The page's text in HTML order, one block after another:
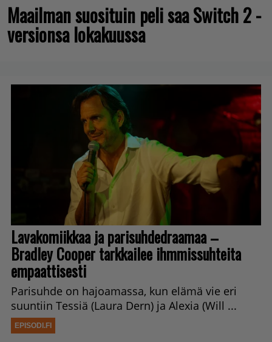
Maailman suosituin peli saa Switch 2 -
versionsa lokakuussa